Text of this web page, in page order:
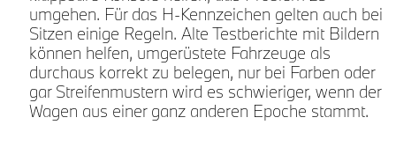
umgehen. Für das H-Kennzeichen gelten auch bei
Sitzen einige Regeln. Alte Testberichte mit Bildern
können helfen, umgerüstete Fahrzeuge als
durchaus korrekt zu belegen, nur bei Farben oder
gar Streifenmustern wird es schwieriger, wenn der
Wagen aus einer ganz anderen Epoche stammt.